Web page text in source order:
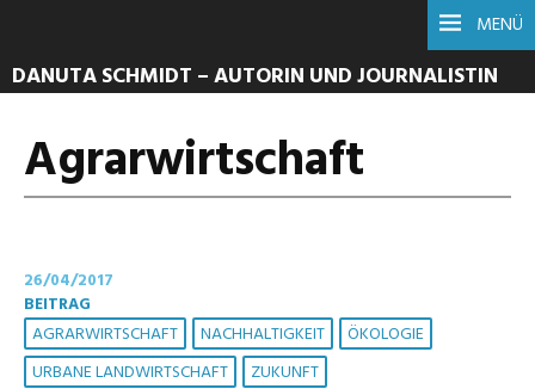
MENÜ
DANUTA SCHMIDT – AUTORIN UND JOURNALISTIN
Agrarwirtschaft
26/04/2017
BEITRAG
AGRARWIRTSCHAFT NACHHALTIGKEIT
ÖKOLOGIE
URBANE LANDWIRTSCHAFT
ZUKUNFT